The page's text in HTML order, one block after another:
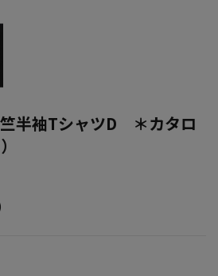
半袖TシャツD ＊カタロ